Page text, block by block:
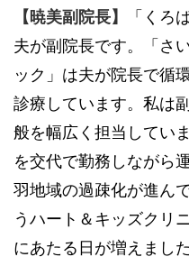
【暁美副院長】
「くろ
夫が副院長です。「さ
ック」は夫が院長で循
診療しています。私は
般を幅広く担当してい
を交代で勤務しながら
羽地域の過疎化が進ん
うハート＆キッズクリ
にあたる日が増えました